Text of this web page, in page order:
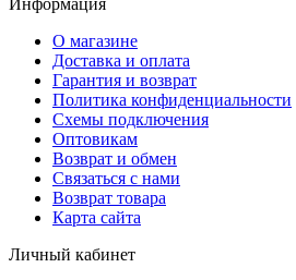
О магазине
Доставка и оплата
Гарантия и возврат
Политика конфиденциальности
Схемы подключения
Оптовикам
Возврат и обмен
Связаться с нами
Возврат товара
Карта сайта
Личный кабинет